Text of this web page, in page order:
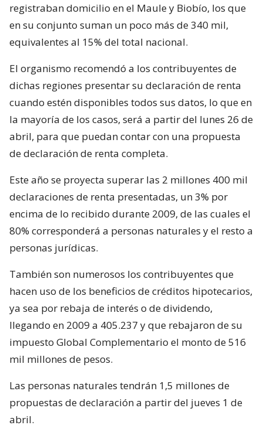
registraban domicilio en el Maule y Biobío, los que
en su conjunto suman un poco más de 340 mil,
equivalentes al 15% del total nacional.
El organismo recomendó a los contribuyentes de
dichas regiones presentar su declaración de renta
cuando estén disponibles todos sus datos, lo que en
la mayoría de los casos, será a partir del lunes 26 de
abril, para que puedan contar con una propuesta
de declaración de renta completa.
Este año se proyecta superar las 2 millones 400 mil
declaraciones de renta presentadas, un 3% por
encima de lo recibido durante 2009, de las cuales el
80% corresponderá a personas naturales y el resto a
personas jurídicas.
También son numerosos los contribuyentes que
hacen uso de los beneficios de créditos hipotecarios,
ya sea por rebaja de interés o de dividendo,
llegando en 2009 a 405.237 y que rebajaron de su
impuesto Global Complementario el monto de 516
mil millones de pesos.
Las personas naturales tendrán 1,5 millones de
propuestas de declaración a partir del jueves 1 de
abril.